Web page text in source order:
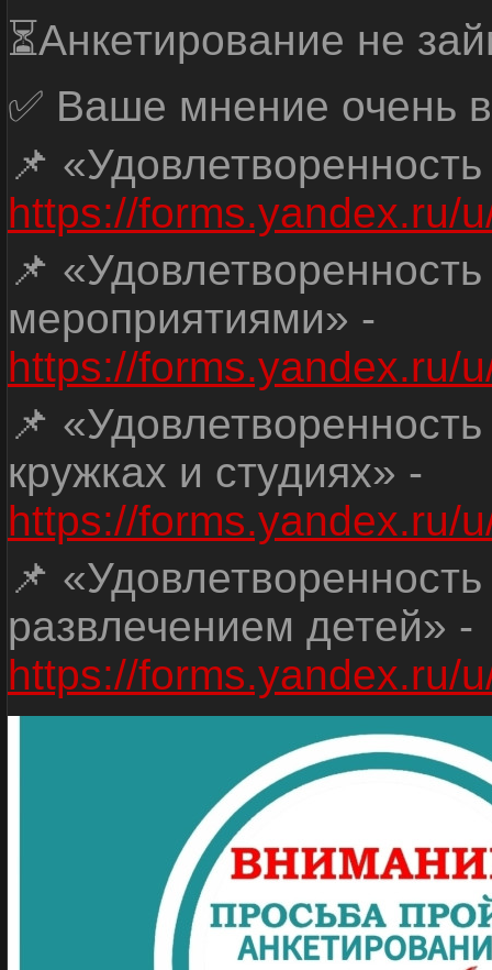
⏳Анкетирование не
✅ Ваше мнение очень
📌
https://forms.yandex.ru/
📌
мероприятиями» -
https://forms.yandex.ru/
📌
кружках и студиях» -
https://forms.yandex.ru/
📌
развлечением детей» -
https://forms.yandex.ru/